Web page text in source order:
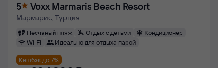
5 Voxx Marmaris Beach Resort
Мармарис, Турция
Песчаный пляж Отдых с детьми
Кондиционер
Wi-Fi
Идеально для отдыха парой
Кешбэк до 7%